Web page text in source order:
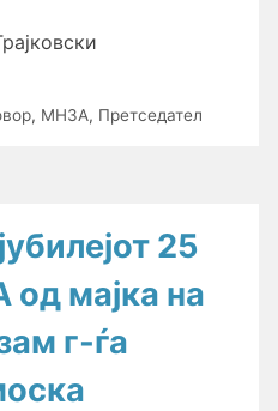
, МНЗА, Претседател
25
мајка на
г-ѓа